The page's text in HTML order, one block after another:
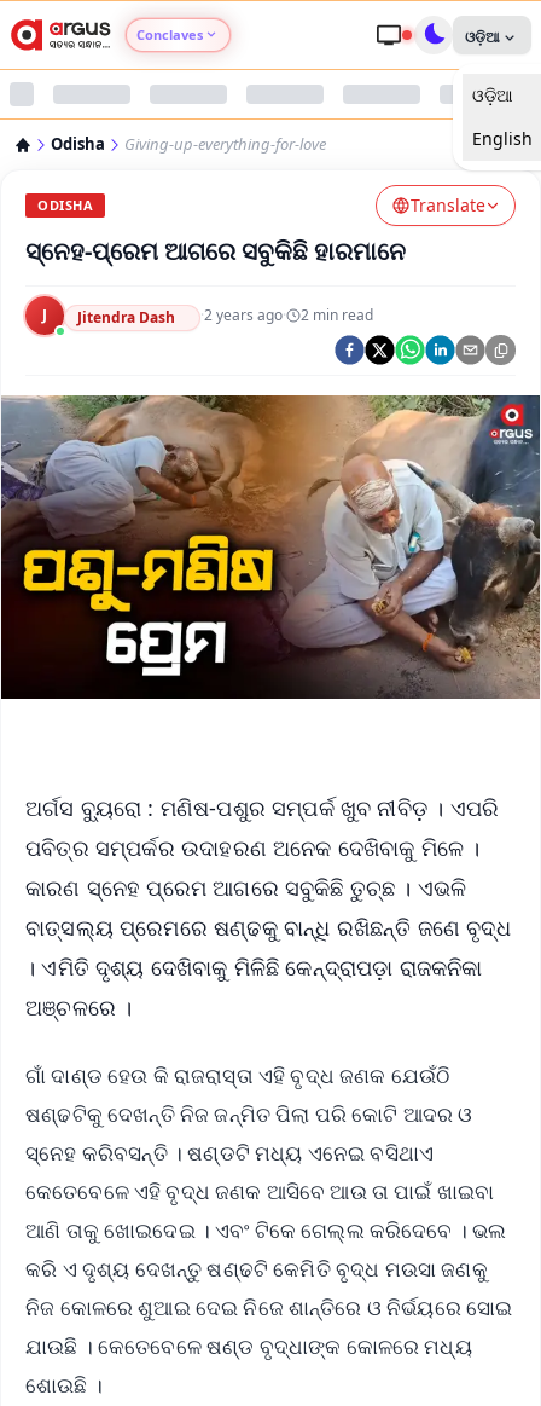
Conclaves
Argus Nari Shakti
Argus Swaad Odisha
Argus Chalo Dekhein Apna Desh
ଓଡ଼ିଆ
ଓଡ଼ିଆ
English
Odisha Giving-up-everything-for-love
ODISHA Translate
ସ୍ନେହ-ପ୍ରେମ ଆଗରେ ସବୁକିଛି ହାରମାନେ
J Jitendra Dash ·2 years ago· 2 min read
ଅର୍ଗସ ବ୍ୟୁରୋ : ମଣିଷ-ପଶୁର ସମ୍ପର୍କ ଖୁବ ନୀବିଡ଼ । ଏପରି
ପବିତ୍ର ସମ୍ପର୍କର ଉଦାହରଣ ଅନେକ ଦେଖିବାକୁ ମିଳେ ।
କାରଣ ସ୍ନେହ ପ୍ରେମ ଆଗରେ ସବୁକିଛି ତୁଚ୍ଛ । ଏଭଳି
ବାତ୍ସଲ୍ୟ ପ୍ରେମରେ ଷଣ୍ଢକୁ ବାନ୍ଧି ରଖିଛନ୍ତି ଜଣେ ବୃଦ୍ଧ
। ଏମିତି ଦୃଶ୍ୟ ଦେଖିବାକୁ ମିଳିଛି କେନ୍ଦ୍ରାପଡ଼ା ରାଜକନିକା
ଅଞ୍ଚଳରେ ।
ଗାଁ ଦାଣ୍ଡ ହେଉ କି ରାଜରାସ୍ତା ଏହି ବୃଦ୍ଧ ଜଣକ ଯେଉଁଠି
ଷଣ୍ଢଟିକୁ ଦେଖନ୍ତି ନିଜ ଜନ୍ମିତ ପିଲା ପରି କୋଟି ଆଦର ଓ
ସ୍ନେହ କରିବସନ୍ତି । ଷଣ୍ଡଟି ମଧ୍ୟ ଏନେଇ ବସିଥାଏ
କେତେବେଳେ ଏହି ବୃଦ୍ଧ ଜଣକ ଆସିବେ ଆଉ ତା ପାଇଁ ଖାଇବା
ଆଣି ତାକୁ ଖୋଇଦେଇ । ଏବଂ ଟିକେ ଗେଲ୍ଲ କରିଦେବେ । ଭଲ
କରି ଏ ଦୃଶ୍ୟ ଦେଖନ୍ତୁ ଷଣ୍ଢଟି କେମିତି ବୃଦ୍ଧ ମଉସା ଜଣକୁ
ନିଜ କୋଳରେ ଶୁଆଇ ଦେଇ ନିଜେ ଶାନ୍ତିରେ ଓ ନିର୍ଭୟରେ ସୋଇ
ଯାଉଛି । କେତେବେଳେ ଷଣ୍ଡ ବୃଦ୍ଧାଙ୍କ କୋଳରେ ମଧ୍ୟ
ଶୋଉଛି ।